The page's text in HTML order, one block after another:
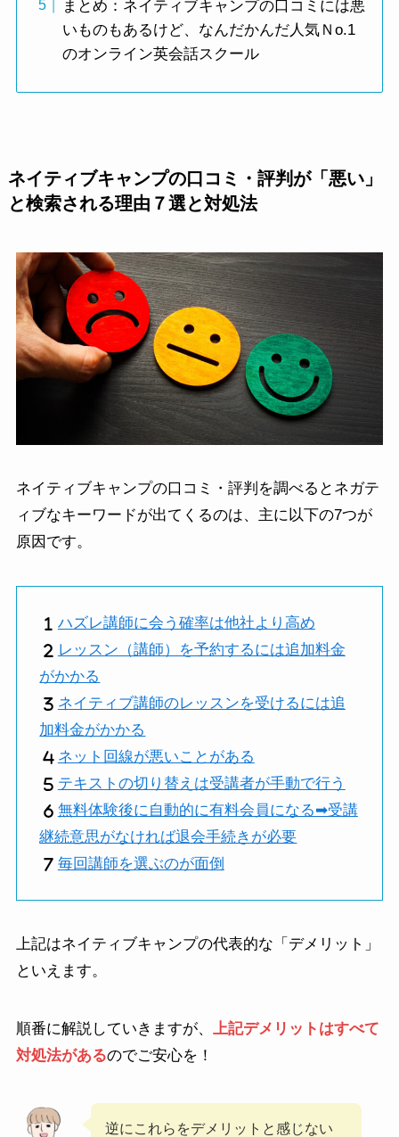
まとめ：ネイティブキャンプの口コミには悪
いものもあるけど、なんだかんだ人気Ｎo.1
のオンライン英会話スクール
ネイティブキャンプの口コミ・評判が「悪い」
と検索される理由７選と対処法
ネイティブキャンプの口コミ・評判を調べるとネガテ
ィブなキーワードが出てくるのは、主に以下の7つが
原因です。
ハズレ講師に会う確率は他社より高め
レッスン（講師）を予約するには追加料金
がかかる
ネイティブ講師のレッスンを受けるには追
加料金がかかる
ネット回線が悪いことがある
テキストの切り替えは受講者が手動で行う
無料体験後に自動的に有料会員になる➡受講
継続意思がなければ退会手続きが必要
毎回講師を選ぶのが面倒
上記はネイティブキャンプの代表的な「デメリット」
といえます。
順番に解説していきますが、
上記デメリットはすべて
対処法があるのでご安心を！
逆にこれらをデメリットと感じない